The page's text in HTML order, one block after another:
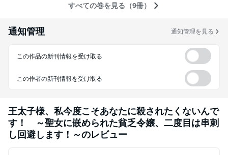
すべての巻を見る（9冊）
通知管理 通知管理を見る
この作品の新刊情報を受け取る
この作者の新刊情報を受け取る
王太子様、私今度こそあなたに殺されたくないんで
す！ ～聖女に嵌められた貧乏令嬢、二度目は串刺
し回避します！～のレビュー